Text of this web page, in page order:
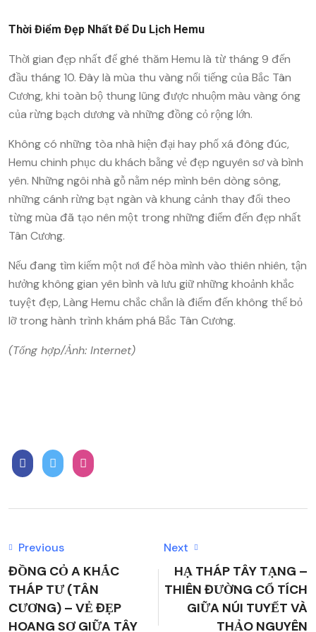
Thời Điểm Đẹp Nhất Để Du Lịch Hemu
Thời gian đẹp nhất để ghé thăm Hemu là từ tháng 9 đến
đầu tháng 10. Đây là mùa thu vàng nổi tiếng của Bắc Tân
Cương, khi toàn bộ thung lũng được nhuộm màu vàng óng
của rừng bạch dương và những đồng cỏ rộng lớn.
Không có những tòa nhà hiện đại hay phố xá đông đúc,
Hemu chinh phục du khách bằng vẻ đẹp nguyên sơ và bình
yên. Những ngôi nhà gỗ nằm nép mình bên dòng sông,
những cánh rừng bạt ngàn và khung cảnh thay đổi theo
từng mùa đã tạo nên một trong những điểm đến đẹp nhất
Tân Cương.
Nếu đang tìm kiếm một nơi để hòa mình vào thiên nhiên, tận
hưởng không gian yên bình và lưu giữ những khoảnh khắc
tuyệt đẹp, Làng Hemu chắc chắn là điểm đến không thể bỏ
lỡ trong hành trình khám phá Bắc Tân Cương.
(Tổng hợp/Ảnh: Internet)
Previous
ĐỒNG CỎ A KHẮC
THÁP TƯ (TÂN
CƯƠNG) – VẺ ĐẸP
HOANG SƠ GIỮA TÂY
Next
HẠ THÁP TÂY TẠNG –
THIÊN ĐƯỜNG CỔ TÍCH
GIỮA NÚI TUYẾT VÀ
THẢO NGUYÊN